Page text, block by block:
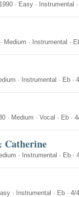
· Easy · Instrumental
· Medium · Instrumental ·
· Instrumental · Eb ·
· Medium · Vocal · Eb ·
Catherine
· Instrumental · Eb ·
· Instrumental · Eb · 4/4